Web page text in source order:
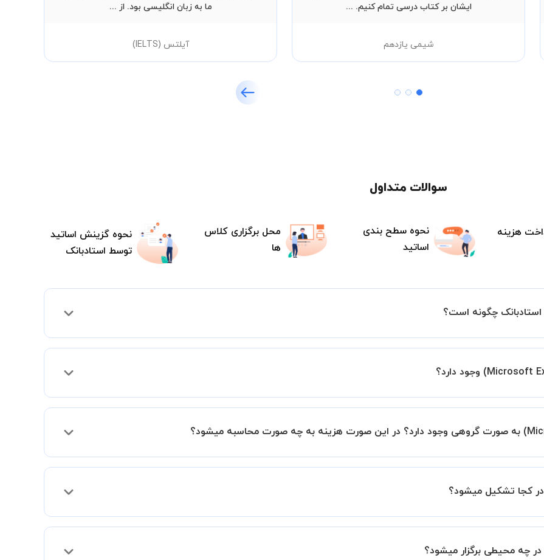
ایشان بر کتاب درسی تمام کنیم. ...
شیمی یازدهم
ما به زبان انگلیسی بود. از ...
آیلتس (IELTS)
سوالات متداول
هزینه
نحوه سطح بندی
اساتید
محل برگزاری کلاس
ها
نحوه گزینش اساتید
توسط استادبانک
اطمینان خاطر را به شما میدهیم که استاد شما پیش از جلسه تمامی موارد لازم برای برگزاری یک کلاس آنلاین با
استاد هماهنگ کنید.
به صورت پیش فرض کلاس های نرم‌افزار اِکسل (Microsoft Excel) خصوصی هستند اما در صورتیکه مایل هستید کلاس ها را در کنار دوستان و یا آشنایان خود به صورت